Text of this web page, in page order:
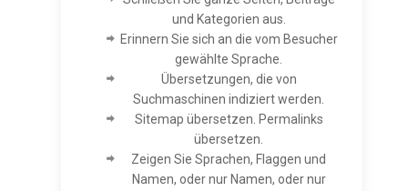
und Kategorien aus.
Erinnern Sie sich an die vom Besucher
gewählte Sprache.
Übersetzungen, die von
Suchmaschinen indiziert werden.
Sitemap übersetzen. Permalinks
übersetzen.
Zeigen Sie Sprachen, Flaggen und
Namen, oder nur Namen, oder nur